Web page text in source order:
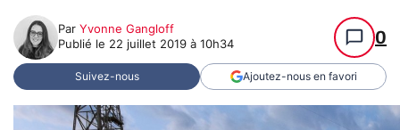
Par Yvonne Gangloff
Publié le 22 juillet 2019 à 10h34 0
Suivez-nous Ajoutez-nous en favori